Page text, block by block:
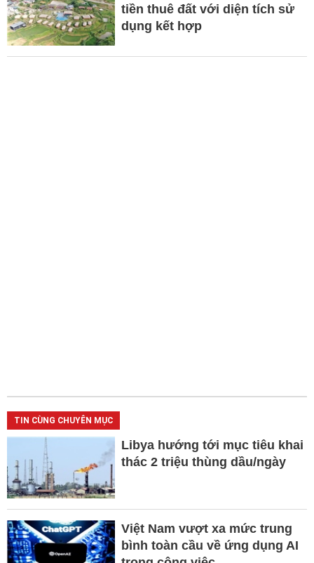
tiền thuê đất với diện tích sử
dụng kết hợp
TIN CÙNG CHUYÊN MỤC
Libya hướng tới mục tiêu khai
thác 2 triệu thùng dầu/ngày
Việt Nam vượt xa mức trung
bình toàn cầu về ứng dụng AI